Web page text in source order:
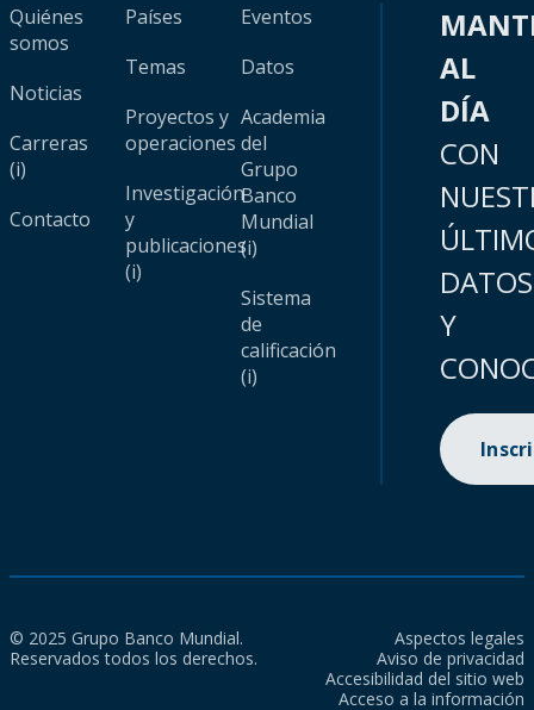
Quiénes
somos
Noticias
Carreras
(i)
Contacto
Países
Temas
Proyectos y
operaciones
Investigación
y
publicaciones
(i)
Eventos
Datos
Academia
del
Grupo
Banco
Mundial
(i)
Sistema
de
calificación
(i)
AL
DÍA
CON
DATOS
Y
© 2025 Grupo Banco Mundial.
Reservados todos los derechos.
Aspectos legales
Aviso de privacidad
Accesibilidad del sitio web
Acceso a la información